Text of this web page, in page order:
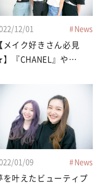
12/01 News
【メイク好きさん必見
『CHANEL』や
バイザー学科の学生が
01/09 News
を叶えたビューティプ